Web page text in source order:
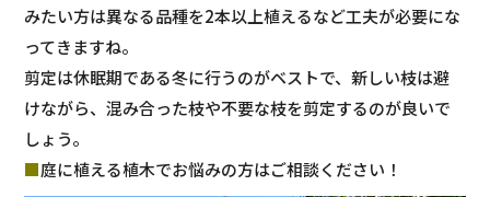
みたい方は異なる品種を2本以上植えるなど工夫が必要にな
ってきますね。
剪定は休眠期である冬に行うのがベストで、新しい枝は避
けながら、混み合った枝や不要な枝を剪定するのが良いで
しょう。
■庭に植える植木でお悩みの方はご相談ください！